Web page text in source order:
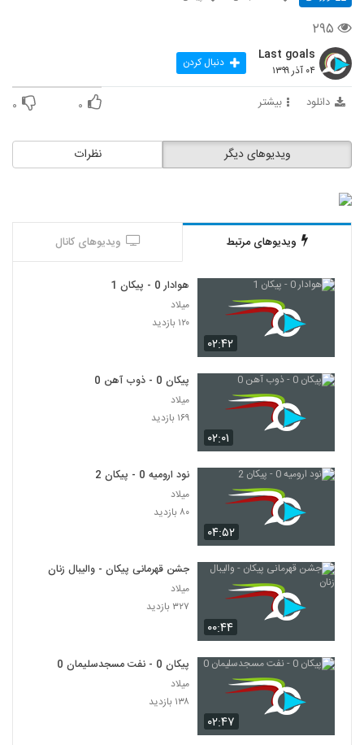
۲۹۵
Last goals
۰۴ آذر ۱۳۹۹ دنبال کردن
دانلود بیشتر ۰ ۰
نظرات ویدیوهای دیگر
ویدیوهای مرتبط ویدیوهای کانال
۰۲:۴۲
هوادار 0 - پیکان 1
میلاد
۱۲۰ بازدید
۰۲:۰۱
پیکان 0 - ذوب آهن 0
میلاد
۱۶۹ بازدید
۰۴:۵۲
نود ارومیه 0 - پیکان 2
میلاد
۸۰ بازدید
۰۰:۴۴
جشن قهرمانی پیکان - والیبال زنان
میلاد
۳۲۷ بازدید
۰۲:۴۷
پیکان 0 - نفت مسجدسلیمان 0
میلاد
۱۳۸ بازدید